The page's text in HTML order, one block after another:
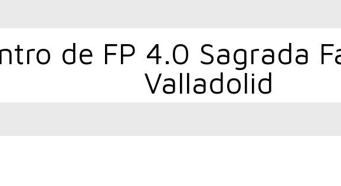
LAMAS FIJAS ESTÁNDAR
UPR-150
UPB-270
UPO-350-FE
UPO-480 FE
de FP 4.0 Sagrada
Valladolid